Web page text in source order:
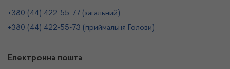
+380 (44) 422-55-77 (загальний)
+380 (44) 422-55-73 (приймальня Голови)
Електронна пошта